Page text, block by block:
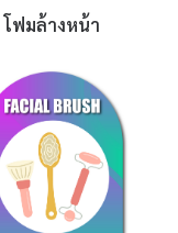
โฟมล้างหน้า